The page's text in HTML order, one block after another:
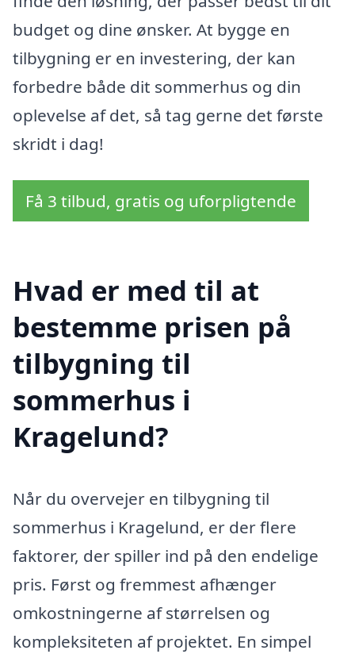
budget og dine ønsker. At bygge en
tilbygning er en investering, der kan
forbedre både dit sommerhus og din
oplevelse af det, så tag gerne det første
skridt i dag!
Få 3 tilbud, gratis og uforpligtende
Hvad er med til at
bestemme prisen på
tilbygning til
sommerhus i
Kragelund?
Når du overvejer en tilbygning til
sommerhus i Kragelund, er der flere
faktorer, der spiller ind på den endelige
pris. Først og fremmest afhænger
omkostningerne af størrelsen og
kompleksiteten af projektet. En simpel